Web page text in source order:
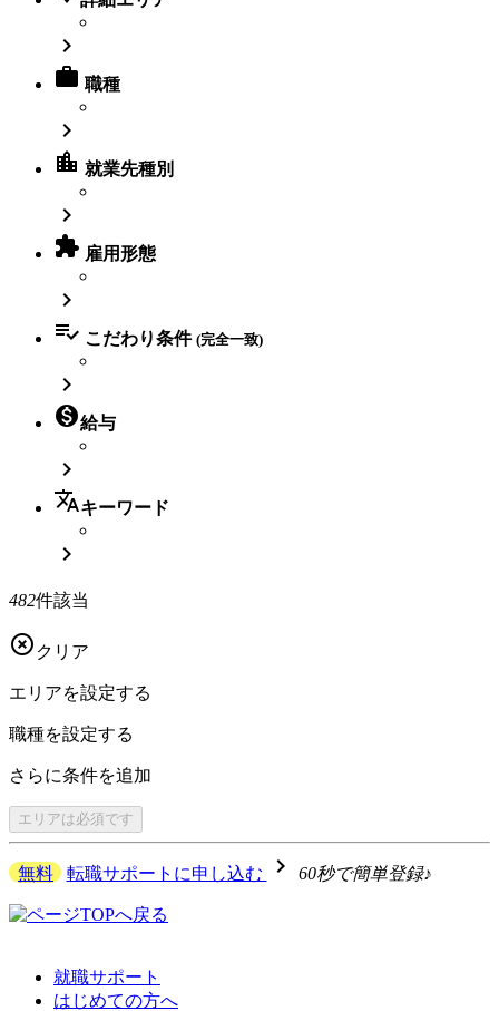

 職種

location_city 就業先種別

 雇用形態

 こだわり条件 (完全一致)

給与

translateキーワード

482件該当
 クリア
エリアを設定する
職種を設定する
さらに条件を追加
エリアは必須です
無料 転職サポートに申し込む navigate_next 60秒で簡単登録♪
就職サポート
はじめての方へ